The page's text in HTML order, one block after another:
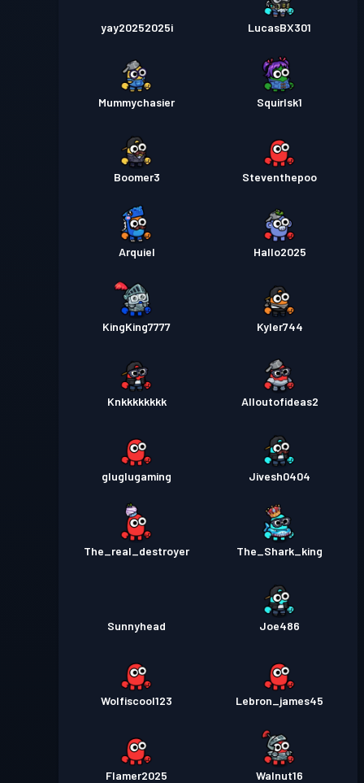
yay20252025i LucasBX301
Mummychasier Squirlsk1
Boomer3 Steventhepoo
Arquiel Hallo2025
KingKing7777 Kyler744
Knkkkkkkkk Alloutofideas2
gluglugaming Jivesh0404
The_real_destroyer The_Shark_king
Sunnyhead Joe486
Wolfiscool123 Lebron_james45
Flamer2025 Walnut16